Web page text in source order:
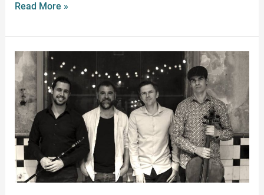
Read More »
Arifa
‘Danubian
Voyage’
(optreden
om
14:00)